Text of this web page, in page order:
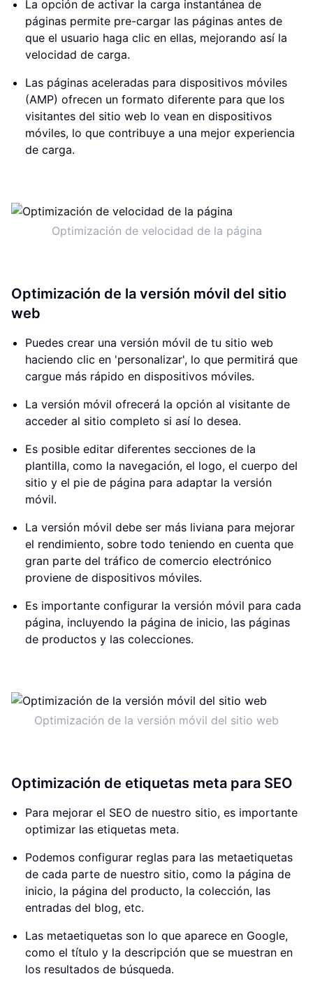
La opción de activar la carga instantánea de
páginas permite pre-cargar las páginas antes de
que el usuario haga clic en ellas, mejorando así la
velocidad de carga.
Las páginas aceleradas para dispositivos móviles
(AMP) ofrecen un formato diferente para que los
visitantes del sitio web lo vean en dispositivos
móviles, lo que contribuye a una mejor experiencia
de carga.
Optimización de velocidad de la página
Optimización de la versión móvil del sitio
web
Puedes crear una versión móvil de tu sitio web
haciendo clic en 'personalizar', lo que permitirá que
cargue más rápido en dispositivos móviles.
La versión móvil ofrecerá la opción al visitante de
acceder al sitio completo si así lo desea.
Es posible editar diferentes secciones de la
plantilla, como la navegación, el logo, el cuerpo del
sitio y el pie de página para adaptar la versión
móvil.
La versión móvil debe ser más liviana para mejorar
el rendimiento, sobre todo teniendo en cuenta que
gran parte del tráfico de comercio electrónico
proviene de dispositivos móviles.
Es importante configurar la versión móvil para cada
página, incluyendo la página de inicio, las páginas
de productos y las colecciones.
Optimización de la versión móvil del sitio web
Optimización de etiquetas meta para SEO
Para mejorar el SEO de nuestro sitio, es importante
optimizar las etiquetas meta.
Podemos configurar reglas para las metaetiquetas
de cada parte de nuestro sitio, como la página de
inicio, la página del producto, la colección, las
entradas del blog, etc.
Las metaetiquetas son lo que aparece en Google,
como el título y la descripción que se muestran en
los resultados de búsqueda.